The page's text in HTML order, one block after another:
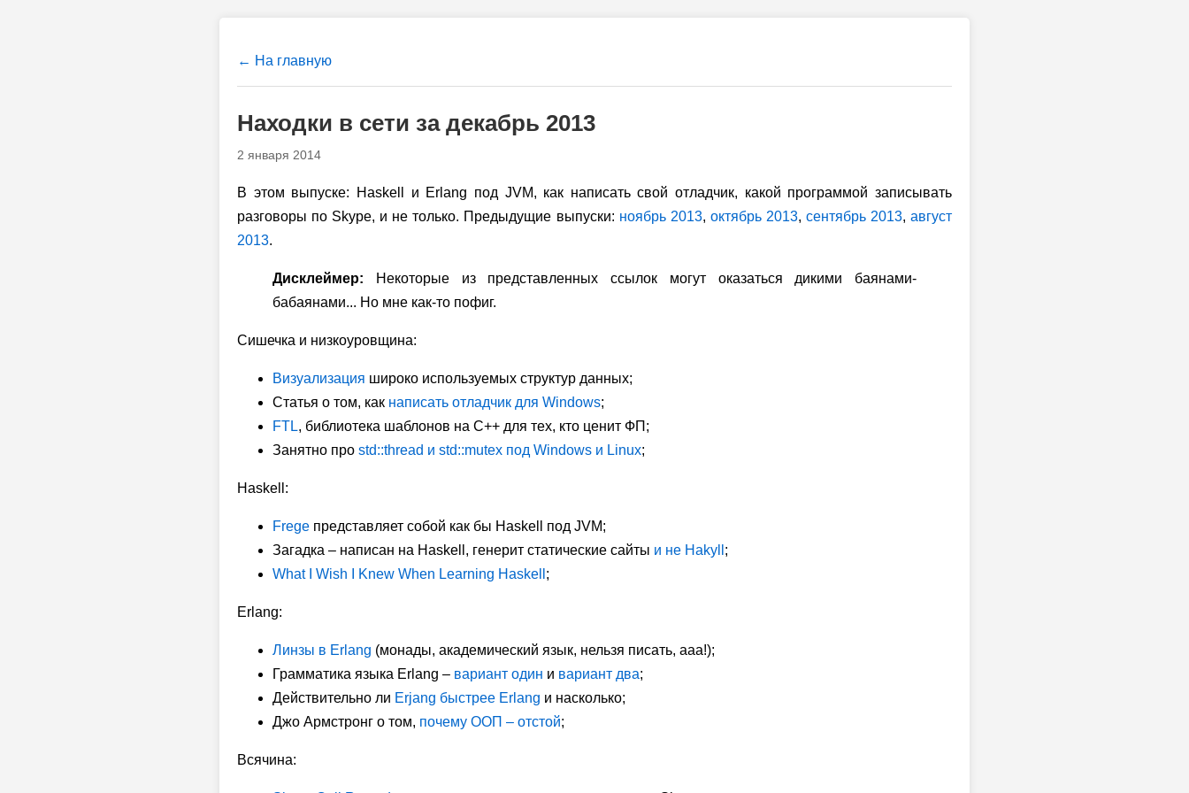
← На главную
Находки в сети за декабрь 2013
2 января 2014
В этом выпуске: Haskell и Erlang под JVM, как написать свой отладчик, какой программой записывать
разговоры по Skype, и не только. Предыдущие выпуски: ноябрь 2013, октябрь 2013, сентябрь 2013,август
2013.
Дисклеймер: Некоторые из представленных ссылок могут оказаться дикими баянами-
бабаянами... Но мне как-то пофиг.
Сишечка и низкоуровщина:
Визуализация широко используемых структур данных;
Статья о том, как написать отладчик для Windows;
FTL, библиотека шаблонов на C++ для тех, кто ценит ФП;
Занятно про std::thread и std::mutex под Windows и Linux;
Haskell:
Frege представляет собой как бы Haskell под JVM;
Загадка – написан на Haskell, генерит статические сайты и не Hakyll ;
What I Wish I Knew When Learning Haskell ;
Erlang:
Линзы в Erlang (монады, академический язык, нельзя писать, ааа!);
Грамматика языка Erlang – вариант один и вариант два;
Действительно ли Erjang быстрее Erlang и насколько;
Джо Армстронг о том, почему ООП – отстой;
Всячина: